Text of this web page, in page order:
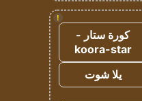
!
كورة ستار -
koora-star
يلا شوت